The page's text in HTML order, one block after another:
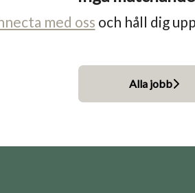
med oss och håll dig
Alla jobb